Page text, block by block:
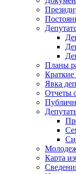
Планы
Краткие
Явка
Отчеты
Карта